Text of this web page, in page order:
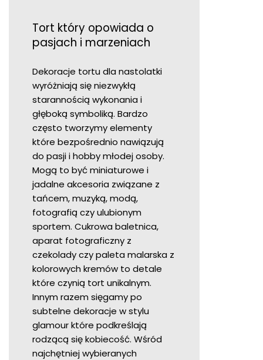
Tort który opowiada o
pasjach i marzeniach
Dekoracje tortu dla nastolatki
wyróżniają się niezwykłą
starannością wykonania i
głęboką symboliką. Bardzo
często tworzymy elementy
które bezpośrednio nawiązują
do pasji i hobby młodej osoby.
Mogą to być miniaturowe i
jadalne akcesoria związane z
tańcem, muzyką, modą,
fotografią czy ulubionym
sportem. Cukrowa baletnica,
aparat fotograficzny z
czekolady czy paleta malarska z
kolorowych kremów to detale
które czynią tort unikalnym.
Innym razem sięgamy po
subtelne dekoracje w stylu
glamour które podkreślają
rodzącą się kobiecość. Wśród
najchętniej wybieranych